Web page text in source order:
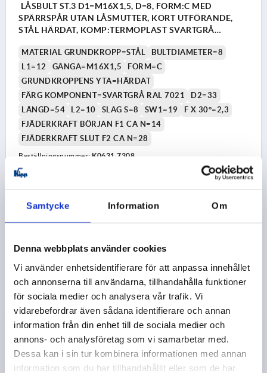
Samtycke Information Om
Denna webbplats använder cookies
Vi använder enhetsidentifierare för att anpassa innehållet
och annonserna till användarna, tillhandahålla funktioner
för sociala medier och analysera vår trafik. Vi
vidarebefordrar även sådana identifierare och annan
information från din enhet till de sociala medier och
annons- och analysföretag som vi samarbetar med.
Dessa kan i sin tur kombinera informationen med annan
information som du har tillhandahållit eller som de har
LÅSBULT ST.3 D1=M16X1,5, D=8, FORM:C MED
SPÄRRSPÅR UTAN LÅSMUTTER, KORT UTFÖRANDE,
STÅL HÄRDAT, KOMP:TERMOPLAST SVARTGRÅ
MATERIAL GRUNDKROPP=STÅL
BULTDIAMETER=8
L1=12
GÄNGA=M16X1,5
FORM=C
GRUNDKROPPENS YTA=HÄRDAT
FÄRG KOMPONENT=SVARTGRÅ RAL 7021
D2=33
LÄNGD=54
L2=10 SLAG S=8 SW1=19
F X 30°=2,3
FJÄDERKRAFT BÖRJAN F1 CA N=14
FJÄDERKRAFT SLUT F2 CA N=28
Beställningsnummer: K0631.7308
exkl. leveranskostnader
LÅSBULT ST.4 D1=M20X1,5, D=10, FORM:C MED
SPÄRRSPÅR UTAN LÅSMUTTER, KORT UTFÖRANDE,
STÅL HÄRDAT, KOMP:TERMOPLAST SVARTGRÅ